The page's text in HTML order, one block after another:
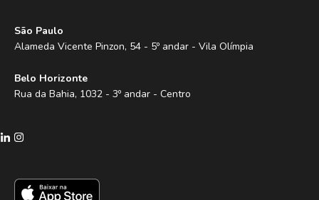
São Paulo
Alameda Vicente Pinzon, 54 - 5º andar - Vila Olímpia
Belo Horizonte
Rua da Bahia, 1032 - 3º andar - Centro